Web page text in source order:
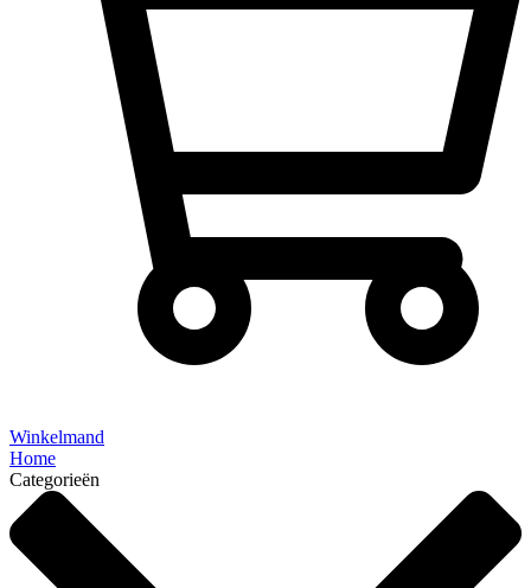
Winkelmand
Home
Categorieën